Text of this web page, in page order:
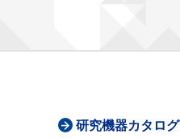
研究機器カタログ